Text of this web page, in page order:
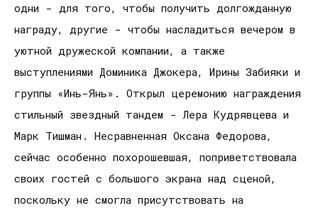
одни - для того, чтобы получить долгожданную
награду, другие - чтобы насладиться вечером в
уютной дружеской компании, а также
выступлениями Доминика Джокера, Ирины Забияки и
группы «Инь-Янь». Открыл церемонию награждения
стильный звездный тандем - Лера Кудрявцева и
Марк Тишман. Несравненная Оксана Федорова,
сейчас особенно похорошевшая, поприветствовала
своих гостей с большого экрана над сценой,
поскольку не смогла присутствовать на